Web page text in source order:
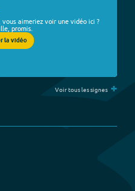
vous aimeriez voir une vidéo ici ?
promis.
la vidéo
Voir tous les signes +